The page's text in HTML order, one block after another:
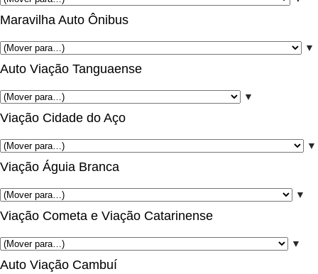
Maravilha Auto Ônibus
▼
Auto Viação Tanguaense
▼
Viação Cidade do Aço
▼
Viação Águia Branca
▼
Viação Cometa e Viação Catarinense
▼
Auto Viação Cambuí